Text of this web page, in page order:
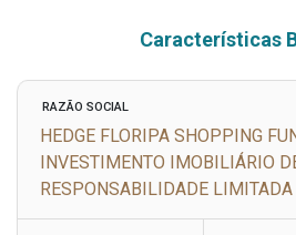
Características
RAZÃO SOCIAL
HEDGE FLORIPA SHOPPING
INVESTIMENTO IMOBILIÁRIO
RESPONSABILIDADE LIMITADA